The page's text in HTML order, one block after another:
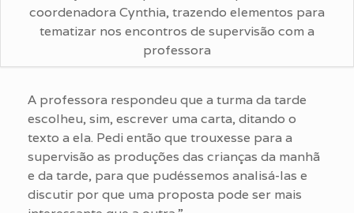
coordenadora Cynthia, trazendo elementos para
tematizar nos encontros de supervisão com a
professora
A professora respondeu que a turma da tarde
escolheu, sim, escrever uma carta, ditando o
texto a ela. Pedi então que trouxesse para a
supervisão as produções das crianças da manhã
e da tarde, para que pudéssemos analisá-las e
discutir por que uma proposta pode ser mais